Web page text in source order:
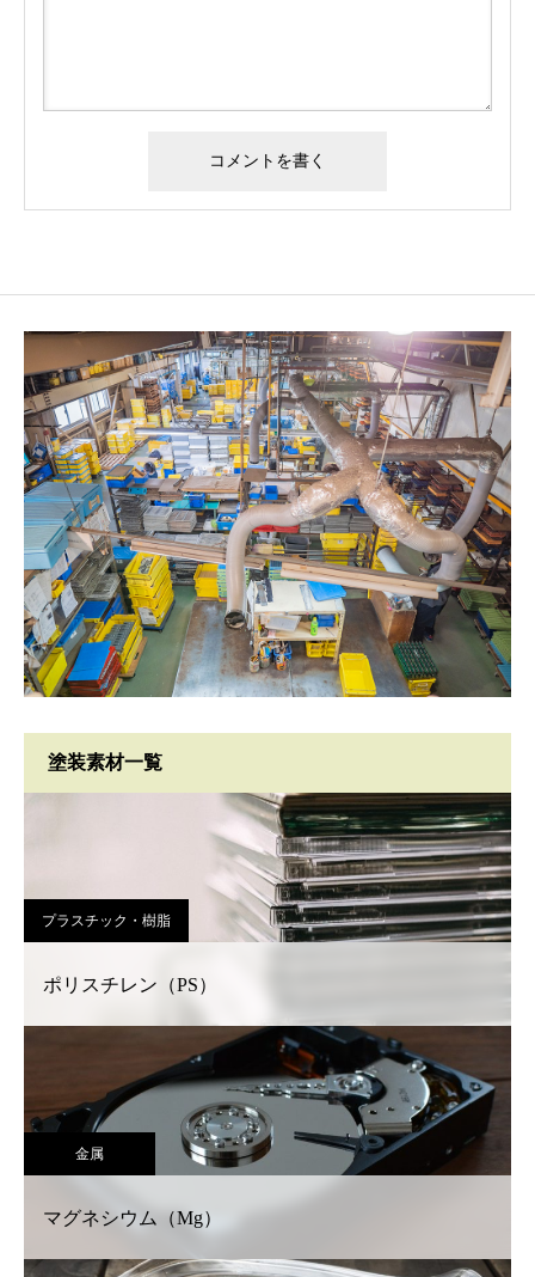
塗装素材一覧
プラスチック・樹脂
ポリスチレン（PS）
金属
マグネシウム（Mg）